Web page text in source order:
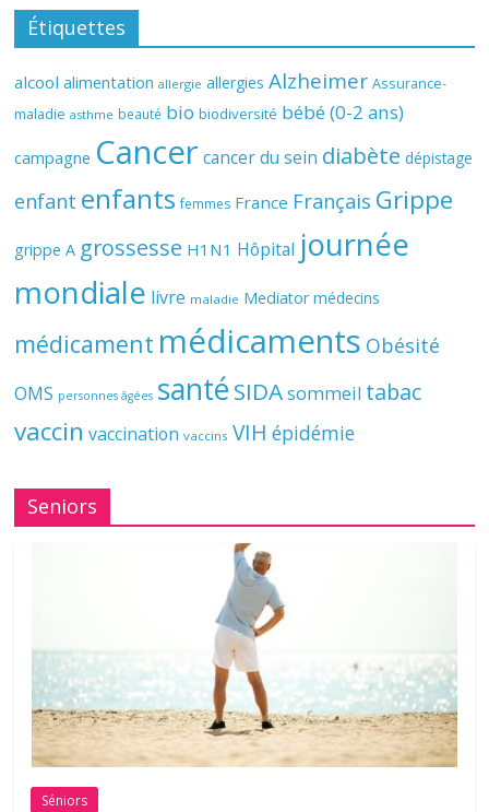
Étiquettes
alcool alimentation allergie allergies Alzheimer Assurance-
maladie asthme beauté bio biodiversité bébé (0-2 ans)
campagne Cancer cancer du sein diabète dépistage
enfant enfants femmes France Français Grippe
grippe A grossesse H1N1 Hôpital journée
mondiale livre maladie Mediator médecins
médicament médicaments Obésité
OMS personnes âgées santé SIDAsommeil tabac
vaccin vaccination vaccins VIH épidémie
Seniors
Séniors